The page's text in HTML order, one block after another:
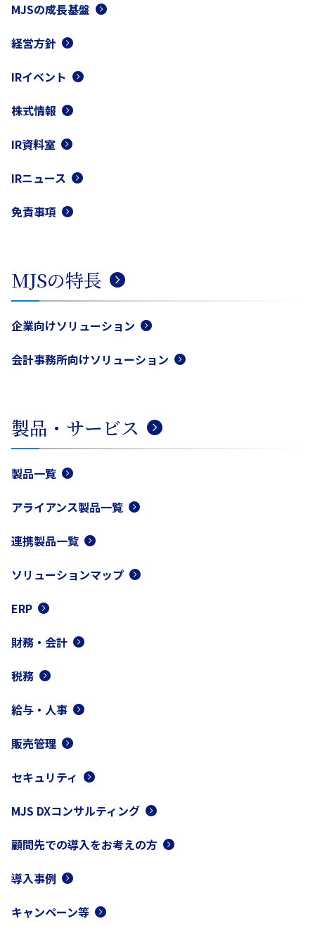
MJSの成長基盤
経営方針
IRイベント
株式情報
IR資料室
IRニュース
免責事項
MJSの特長
企業向けソリューション
会計事務所向けソリューション
製品・サービス
製品一覧
アライアンス製品一覧
連携製品一覧
ソリューションマップ
ERP
財務・会計
税務
給与・人事
販売管理
セキュリティ
MJS DXコンサルティング
顧問先での導入をお考えの方
導入事例
キャンペーン等